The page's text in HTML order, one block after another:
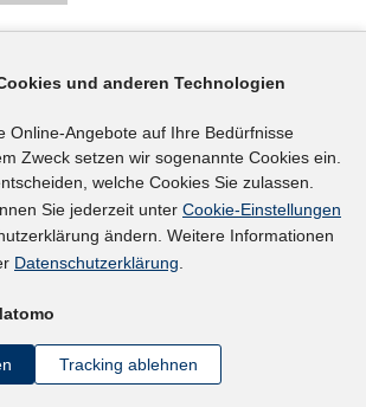
die weibliche Sehnsucht nach
von Frauen
und anderen Technologien
Online-Angebote auf Ihre Bedürfnisse
Zweck setzen wir sogenannte Cookies ein.
welche Cookies Sie zulassen.
Sie jederzeit unter Cookie-Einstellungen
ändern. Weitere Informationen
Datenschutzerklärung.
Tracking ablehnen